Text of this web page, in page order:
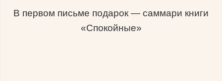
В первом письме подарок — саммари книги
«Спокойные»